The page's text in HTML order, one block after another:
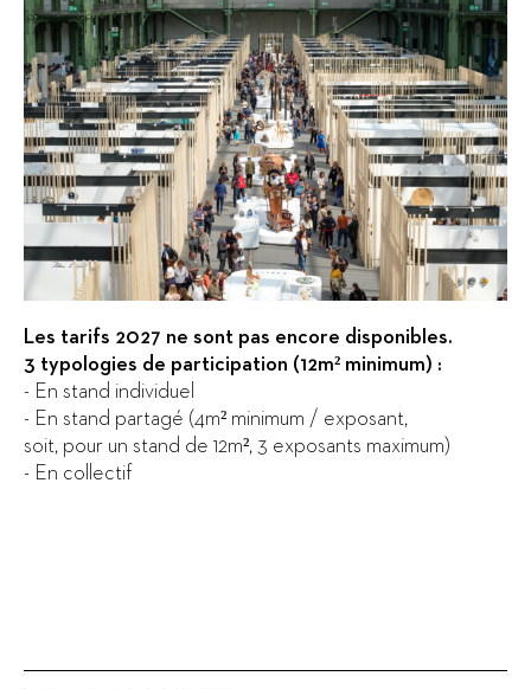
Les tarifs 2027 ne sont pas encore disponibles.
3 typologies de participation (12m² minimum) :
- En stand individuel
- En stand partagé (4m² minimum / exposant,
soit, pour un stand de 12m², 3 exposants maximum)
- En collectif